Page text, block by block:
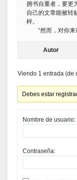
拥书自重者，要更
自己的文章能被转
样。
“然而，对你来
Autor
Viendo 1 entrada (de
Debes estar
Nombre de usuario:
Contraseña: